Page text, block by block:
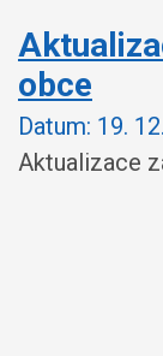
obce
Datum: 19.
Aktualizace